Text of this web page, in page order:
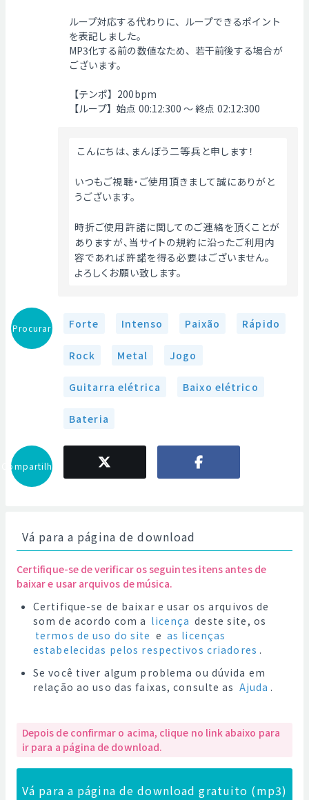
ループ対応する代わりに、ループできるポイント
を表記しました。
MP3化する前の数値なため、若干前後する場合が
ございます。
【テンポ】200bpm
【ループ】始点 00:12:300 ～ 終点 02:12:300
こんにちは、まんぼう二等兵と申します！
いつもご視聴・ご使用頂きまして誠にありがと
うございます。
時折ご使用許諾に関してのご連絡を頂くことが
ありますが、当サイトの規約に沿ったご利用内
容であれば許諾を得る必要はございません。
よろしくお願い致します。
Procurar Forte Intenso Paixão Rápido
Rock Metal Jogo
Guitarra elétrica Baixo elétrico
Bateria
Compartilhar
Vá para a página de download
Certifique-se de verificar os seguintes itens antes de
baixar e usar arquivos de música.
Certifique-se de baixar e usar os arquivos de
som de acordo com a licença deste site, os
termos de uso do site e as licenças
estabelecidas pelos respectivos criadores .
Se você tiver algum problema ou dúvida em
relação ao uso das faixas, consulte as Ajuda .
Depois de confirmar o acima, clique no link abaixo para
ir para a página de download.
Vá para a página de download gratuito (mp3)